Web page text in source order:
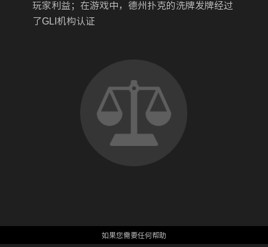
玩家利益；在游戏中，德州扑克的洗牌发牌经过
了GLI 机构认证
如果您需要任何帮助